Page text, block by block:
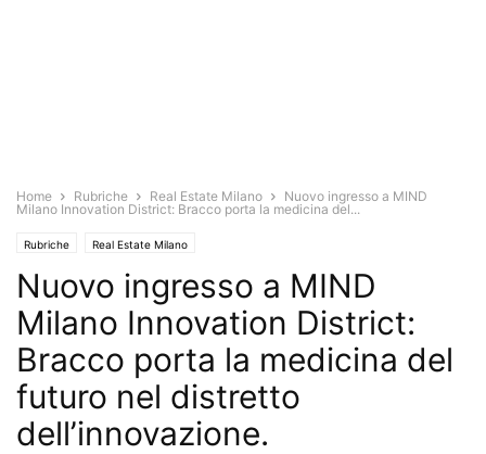
Home Rubriche Real Estate Milano
Nuovo ingresso a MIND
Milano Innovation District: Bracco porta la medicina del...
Rubriche Real Estate Milano
Nuovo ingresso a MIND
Milano Innovation District:
Bracco porta la medicina del
futuro nel distretto
dell’innovazione.